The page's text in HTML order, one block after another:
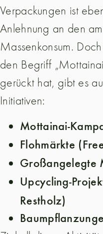
Verpackungen ist
Anlehnung an den
Massenkonsum.
den Begriff
gerückt hat, gibt es
Initiativen:
Mottainai-
Flohmärkte
Großangelegte
Upcycling-
Restholz)